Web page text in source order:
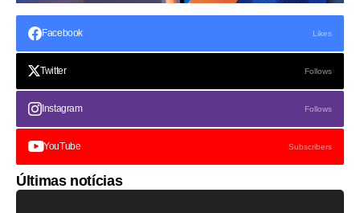
Facebook Likes
Twitter Follows
Instagram Follows
YouTube Subscribers
Últimas notícias